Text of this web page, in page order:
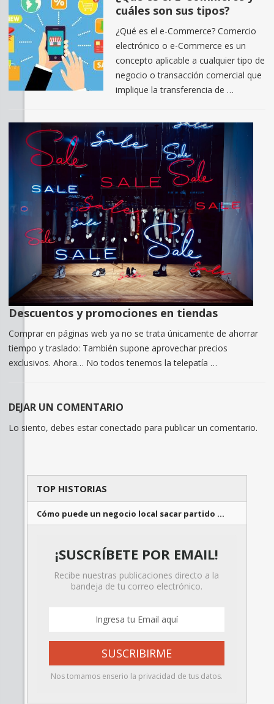
cuáles son sus tipos?
¿Qué es el e-Commerce? Comercio
electrónico o e-Commerce es un
concepto aplicable a cualquier tipo de
negocio o transacción comercial que
implique la transferencia de …
Descuentos y promociones en tiendas
Comprar en páginas web ya no se trata únicamente de ahorrar
tiempo y traslado: También supone aprovechar precios
exclusivos. Ahora… No todos tenemos la telepatía …
DEJAR UN COMENTARIO
Lo siento, debes estar conectado para publicar un comentario.
TOP HISTORIAS
Cómo puede un negocio local sacar partido …
¡SUSCRÍBETE POR EMAIL!
Recibe nuestras publicaciones directo a la
bandeja de tu correo electrónico.
Nos tomamos enserio la privacidad de tus datos.